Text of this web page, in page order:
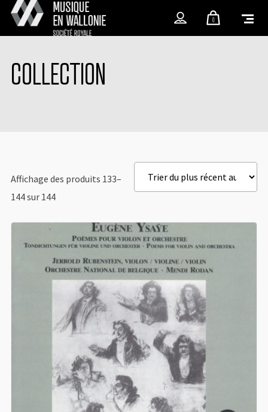
0
COLLECTION
Affichage des produits 133–
144 sur 144